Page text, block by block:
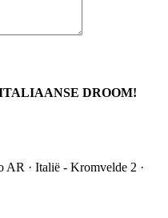
DROOM!
AR · Italië - Kromvelde 2 ·